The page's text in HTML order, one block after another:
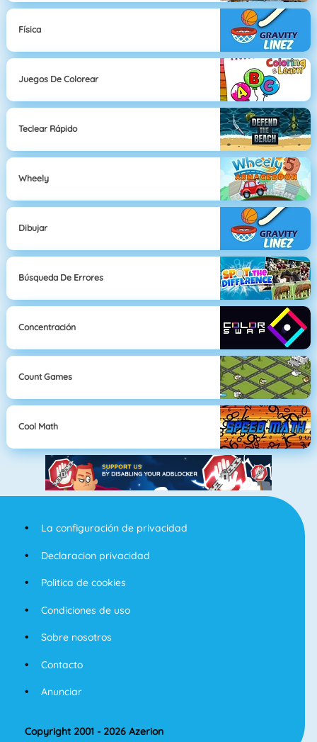
Física
Juegos De Colorear
Teclear Rápido
Wheely
Dibujar
Búsqueda De Errores
Concentración
Count Games
Cool Math
La configuración de privacidad
Declaracion privacidad
Politica de cookies
Condiciones de uso
Sobre nosotros
Contacto
Anunciar
Copyright 2001 - 2026 Azerion